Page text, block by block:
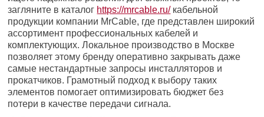
загляните в каталог https://mrcable.ru/кабельной
продукции компании MrCable, где представлен широкий
ассортимент профессиональных кабелей и
комплектующих. Локальное производство в Москве
позволяет этому бренду оперативно закрывать даже
самые нестандартные запросы инсталляторов и
прокатчиков. Грамотный подход к выбору таких
элементов помогает оптимизировать бюджет без
потери в качестве передачи сигнала.